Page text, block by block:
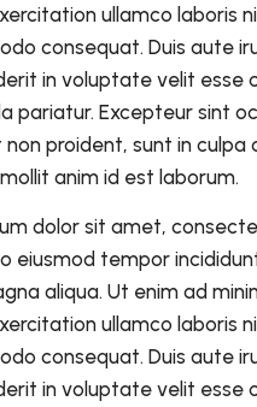
ullamco laboris
consequat. Duis aute
in voluptate velit esse
pariatur. Excepteur sint
proident, sunt in culpa
anim id est laborum.
dolor sit amet,
eiusmod tempor
aliqua. Ut enim ad
ullamco laboris
consequat. Duis aute
in voluptate velit esse